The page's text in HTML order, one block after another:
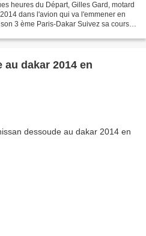
heures du Départ, Gilles Gard, motard
dans l'avion qui va l'emmener en
3 ème Paris-Dakar Suivez sa course
dakar 2014 en